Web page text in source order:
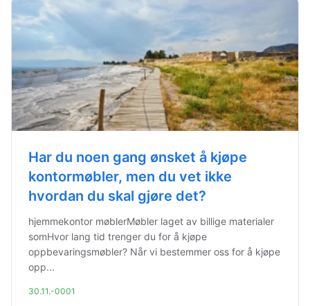
Har du noen gang ønsket å kjøpe
kontormøbler, men du vet ikke
hvordan du skal gjøre det?
hjemmekontor møblerMøbler laget av billige materialer
somHvor lang tid trenger du for å kjøpe
oppbevaringsmøbler? Når vi bestemmer oss for å kjøpe
opp...
30.11.-0001